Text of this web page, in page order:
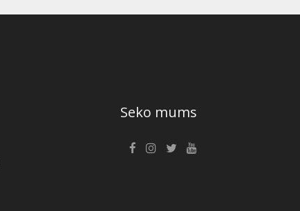
Seko mums